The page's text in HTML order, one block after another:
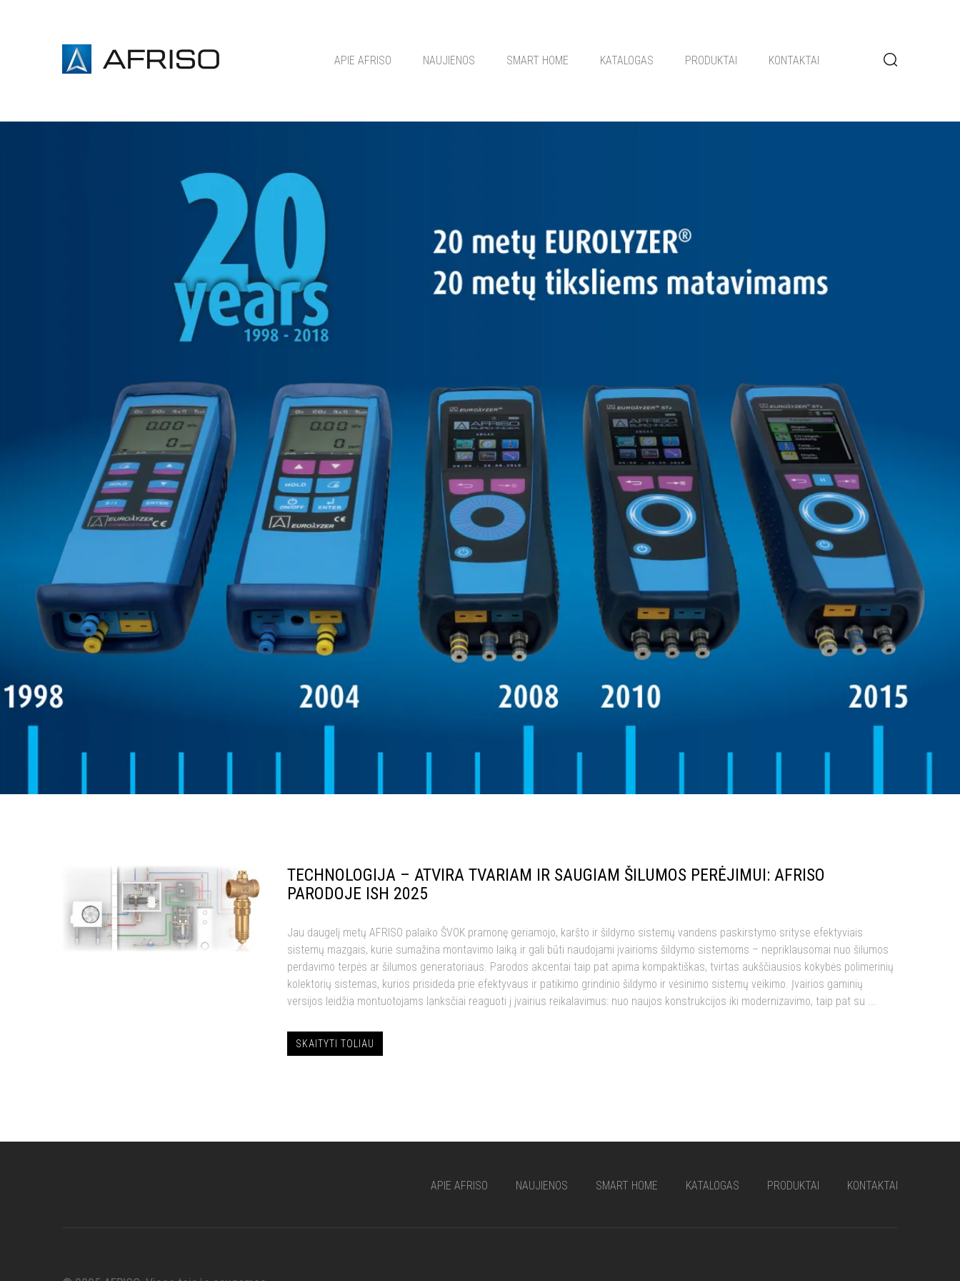
APIE AFRISO NAUJIENOS SMART HOME KATALOGAS PRODUKTAI KONTAKTAI
TECHNOLOGIJA – ATVIRA TVARIAM IR SAUGIAM ŠILUMOS PERĖJIMUI: AFRISO
PARODOJE ISH 2025
Jau daugelį metų AFRISO palaiko ŠVOK pramonę geriamojo, karšto ir šildymo sistemų vandens paskirstymo srityse efektyviais
sistemų mazgais, kurie sumažina montavimo laiką ir gali būti naudojami įvairioms šildymo sistemoms – nepriklausomai nuo šilumos
perdavimo terpės ar šilumos generatoriaus. Parodos akcentai taip pat apima kompaktiškas, tvirtas aukščiausios kokybės polimerinių
kolektorių sistemas, kurios prisideda prie efektyvaus ir patikimo grindinio šildymo ir vėsinimo sistemų veikimo. Įvairios gaminių
versijos leidžia montuotojams lanksčiai reaguoti į įvairius reikalavimus: nuo naujos konstrukcijos iki modernizavimo, taip pat su ...
SKAITYTI TOLIAU
APIE AFRISO NAUJIENOS SMART HOME KATALOGAS PRODUKTAI KONTAKTAI